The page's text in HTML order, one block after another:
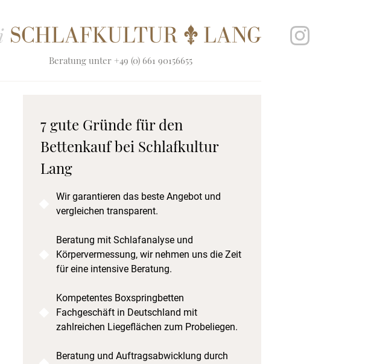
Beratung unter +49 (0) 661 90156655
7 gute Gründe für den
Bettenkauf bei Schlafkultur
Lang
Wir garantieren das beste Angebot und
vergleichen transparent.
Beratung mit Schlafanalyse und
Körpervermessung, wir nehmen uns die Zeit
für eine intensive Beratung.
Kompetentes Boxspringbetten
Fachgeschäft in Deutschland mit
zahlreichen Liegeflächen zum Probeliegen.
Beratung und Auftragsabwicklung durch